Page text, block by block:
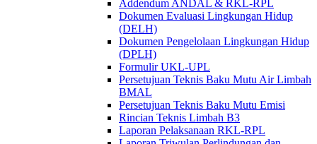
Addendum ANDAL & RKL-RPL
Dokumen Evaluasi Lingkungan Hidup
(DELH)
Dokumen Pengelolaan Lingkungan Hidup
(DPLH)
Formulir UKL-UPL
Persetujuan Teknis Baku Mutu Air Limbah
BMAL
Persetujuan Teknis Baku Mutu Emisi
Rincian Teknis Limbah B3
Laporan Pelaksanaan RKL-RPL